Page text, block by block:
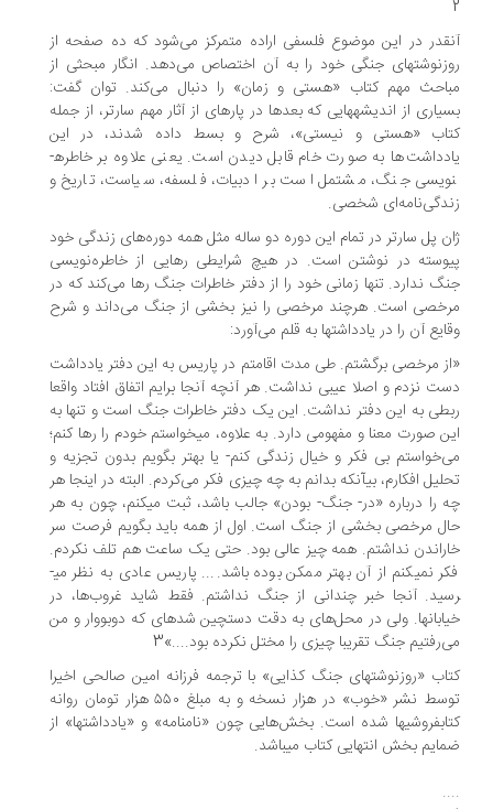
در این موضوع فلسفی اراده متمرکز می‌شود که ده صفحه از
جنگی خود را به آن اختصاص می‌دهد. انگار مبحثی از
مهم کتاب «هستی و زمان» را دنبال می‌کند. توان گفت:
از اندیشه­هایی که بعدها در پاره­ای از آثار مهم سارتر، از جمله
«هستی و نیستی»، شرح و بسط داده شدند، در این
جنگ، مشتمل است بر ادبیات، فلسفه، سیاست، تاریخ و
شخصی.
پل سارتر در تمام این دوره دو ساله مثل همه دوره­‌های زندگی خود
در نوشتن است. در هیچ شرایطی رهایی از خاطره‌­نویسی
ندارد. تنها زمانی خود را از دفتر خاطرات جنگ رها می‌کند که در
است. هرچند مرخصی را نیز بخشی از جنگ می‌­داند و شرح
آن را در یادداشت­ها به قلم می‌­آورد:
مرخصی برگشتم. طی مدت اقامتم در پاریس به این دفتر یادداشت
نزدم و اصلا عیبی نداشت. هر آنچه آنجا برایم اتفاق افتاد واقعا
به این دفتر نداشت. این یک دفتر خاطرات جنگ است و تنها به
صورت معنا و مفهومی دارد. به علاوه، می­خواستم خودم را رها کنم؛
بی فکر و خیال زندگی کنم- یا بهتر بگویم بدون تجزیه و
افکارم، بی­آنکه بدانم به چه چیزی فکر می­‌کردم. البته در اینجا هر
را درباره «در- جنگ- بودن» جالب باشد، ثبت می­کنم، چون به هر
مرخصی بخشی از جنگ است. اول از همه باید بگویم فرصت سر
نداشتم. همه چیز عالی بود. حتی یک ساعت هم تلف نکردم.
آنجا خبر چندانی از جنگ نداشتم. فقط شاید غروب‌ها، در
ولی در محل‌های به دقت دستچین شده­ای که دوبووار و من
جنگ تقریبا چیزی را مختل نکرده بود....»3
«روزنوشت­های جنگ کذایی» با ترجمه فرزانه امین صالحی اخیرا
توسط نشر «خوب» در هزار نسخه و به مبلغ ۵۵۰ هزار تومان روانه
شده است. بخش‌هایی چون «نامنامه» و «یادداشت­ها» از
بخش انتهایی کتاب می­باشد.